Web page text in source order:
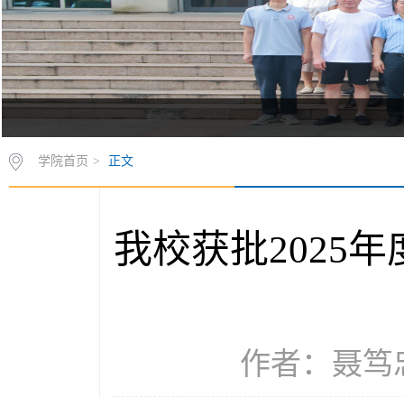
学院首页 > 正文
我校获批2025
作者：聂笃